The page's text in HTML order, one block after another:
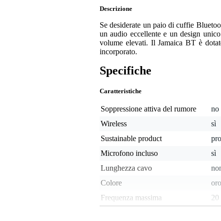
Descrizione
Se desiderate un paio di cuffie
un audio eccellente e un design
volume elevati. Il Jamaica BT è
incorporato.
Specifiche
Caratteristiche
Soppressione attiva del rumore
no
Wireless
sì
Sustainable product
Microfono incluso
sì
Lunghezza cavo
Colore
Frequenza massima
20